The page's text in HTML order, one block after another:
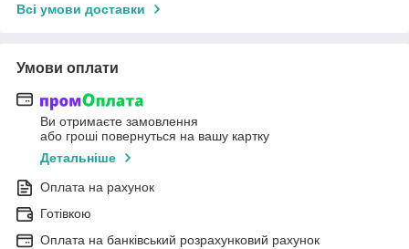
Всі умови доставки
Умови оплати
Ви отримаєте замовлення
або гроші повернуться на вашу картку
Детальніше
Оплата на рахунок
Готівкою
Оплата на банківський розрахунковий рахунок